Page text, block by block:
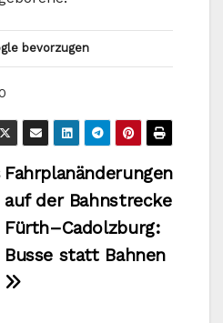
bevorzugen
Fahrplanänderungen
auf der Bahnstrecke
Fürth–Cadolzburg:
Busse statt Bahnen